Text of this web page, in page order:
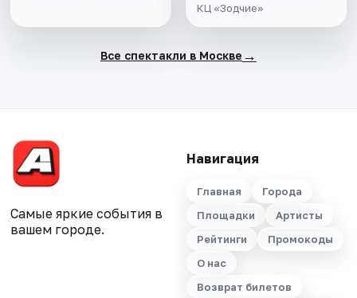
КЦ «Зодчие»
Все спектакли в Москве →
Самые яркие события в
вашем городе.
Навигация
Главная
Города
Площадки
Артисты
Рейтинги
Промокоды
О нас
Возврат билетов